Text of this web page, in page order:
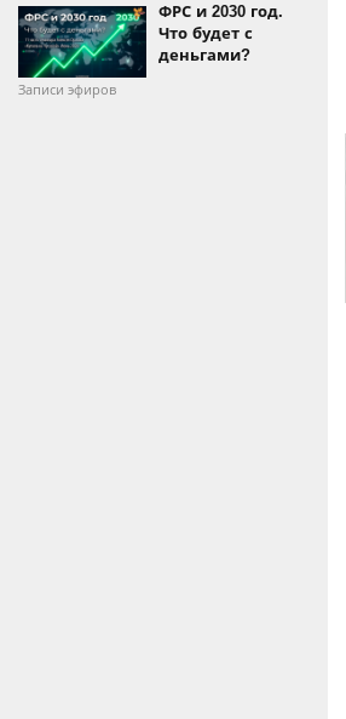
ФРС и 2030 год.
Что будет с
деньгами?
Записи эфиров